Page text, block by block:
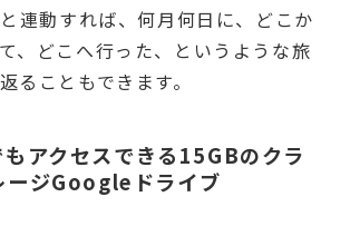
連動すれば、何月何日に、どこか
、どこへ行った、というような旅
ることもできます。
もアクセスできる15GBのクラ
ージGoogleドライブ